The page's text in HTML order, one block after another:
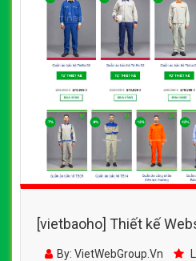
[vietbaoho] Thiết kế
động - thienbangcom
By: VietWebGroup.Vn